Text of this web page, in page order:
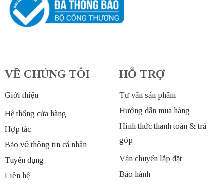
VỀ CHÚNG TÔI
Giới thiệu
Hệ thống cửa hàng
Hợp tác
Bảo vệ thông tin cá nhân
Tuyển dụng
Liên hệ
HỖ TRỢ
Tư vấn sản phẩm
Hướng dẫn mua hàng
Hình thức thanh toán & trả
góp
Vận chuyển lắp đặt
Bảo hành